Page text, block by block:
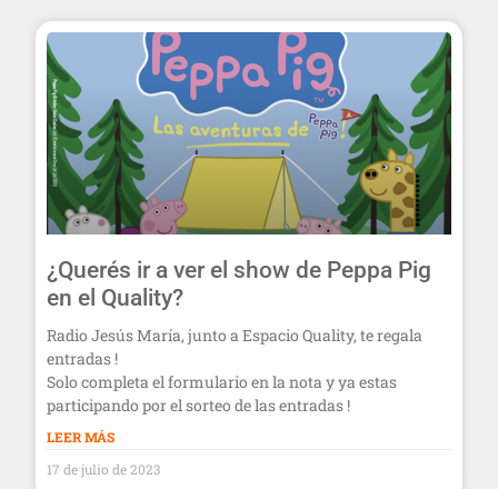
¿Querés ir a ver el show de Peppa Pig
en el Quality?
Radio Jesús María, junto a Espacio Quality, te regala
entradas !
Solo completa el formulario en la nota y ya estas
participando por el sorteo de las entradas !
LEER MÁS
17 de julio de 2023